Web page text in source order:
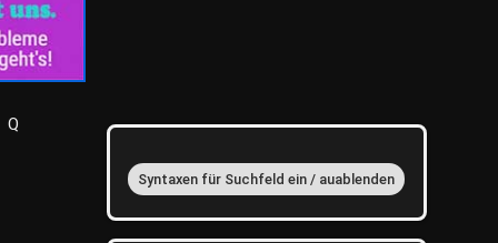
Q
Syntaxen für Suchfeld ein / auablenden